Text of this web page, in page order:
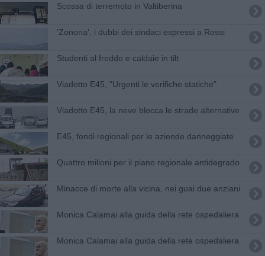
Scossa di terremoto in Valtiberina
'Zonona', i dubbi dei sindaci espressi a Rossi
Studenti al freddo e caldaie in tilt
Viadotto E45, "Urgenti le verifiche statiche"
Viadotto E45, la neve blocca le strade alternative
E45, fondi regionali per le aziende danneggiate
Quattro milioni per il piano regionale antidegrado
Minacce di morte alla vicina, nei guai due anziani
Monica Calamai alla guida della rete ospedaliera
Monica Calamai alla guida della rete ospedaliera